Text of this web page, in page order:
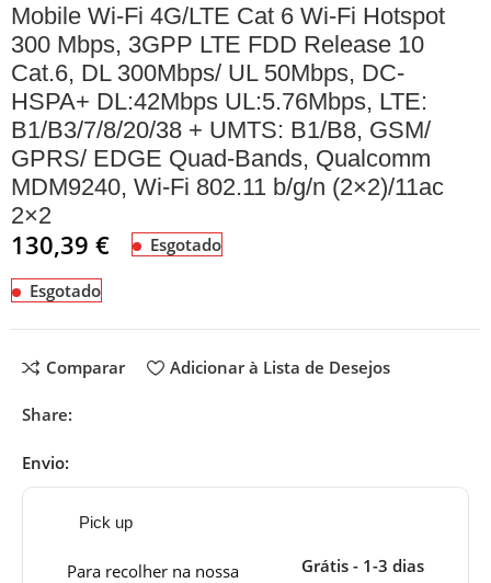
Mobile Wi-Fi 4G/LTE Cat 6 Wi-Fi Hotspot
300 Mbps, 3GPP LTE FDD Release 10
Cat.6, DL 300Mbps/ UL 50Mbps, DC-
HSPA+ DL:42Mbps UL:5.76Mbps, LTE:
B1/B3/7/8/20/38 + UMTS: B1/B8, GSM/
GPRS/ EDGE Quad-Bands, Qualcomm
MDM9240, Wi-Fi 802.11 b/g/n (2×2)/11ac
2×2
130,39€ Esgotado
Esgotado
Comparar Adicionar à Lista de Desejos
Share:
Envio:
Pick up
Para recolher na nossa
Grátis - 1-3 dias